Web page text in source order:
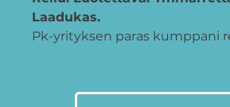
Laadukas.
Pk-yrityksen paras kumppani